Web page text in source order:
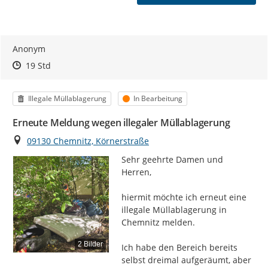
Anonym
Zeitpunkt des Erstellens
Zeitpunkt des Erstellens
19 StdZur Äußerung
Kategorie
Illegale Müllablagerung Status
In Bearbeitung
Erneute Meldung wegen illegaler Müllablagerung
Ort
09130 Chemnitz, Körnerstraße
2 Bilder
Sehr geehrte Damen und
Herren,
hiermit möchte ich erneut eine
illegale Müllablagerung in
Chemnitz melden.
Ich habe den Bereich bereits
selbst dreimal aufgeräumt, aber